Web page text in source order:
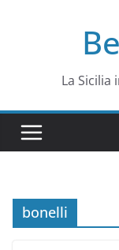
La Sicilia
bonelli